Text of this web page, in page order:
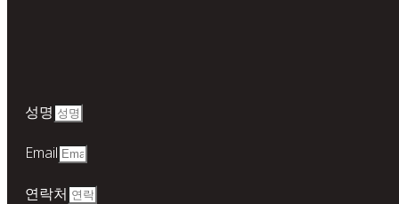
성명
Email
연락처